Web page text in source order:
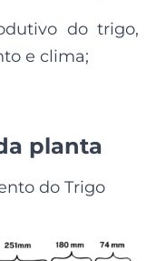
do trigo,
e clima;
planta
do Trigo